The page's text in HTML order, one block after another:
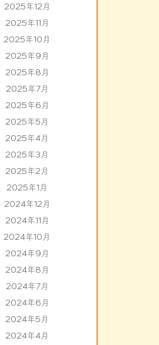
2025年12月
2025年11月
2025年10月
2025年9月
2025年8月
2025年7月
2025年6月
2025年5月
2025年4月
2025年3月
2025年2月
2025年1月
2024年12月
2024年11月
2024年10月
2024年9月
2024年8月
2024年7月
2024年6月
2024年5月
2024年4月